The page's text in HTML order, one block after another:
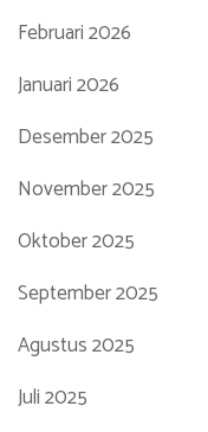
Februari 2026
Januari 2026
Desember 2025
November 2025
Oktober 2025
September 2025
Agustus 2025
Juli 2025